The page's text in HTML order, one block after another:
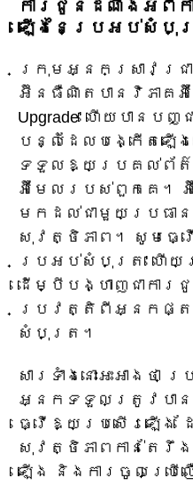
ការជូនដំណឹងអំពីក
ឡើងនៃប្រអប់សំបុ
ក្រុមអ្នកស្រាវជ្រ
អ៊ីនធឺណិតបានវិភាគអ៊ីមែ
Upgrade' ហើយបានបញ្
បន្លំដែលបង្កើតឡើ
ទទួលឱ្យប្រគល់ព័ត៌
អ៊ីមែលរបស់ពួកគេ។ អ៊ីម
មកដល់ជាមួយប្រធា
សុវត្ថិភាព។ សូមធ្វ
ប្រអប់សំបុត្រ' ហើយត្
ដើម្បីបង្ហាញជាកា
ប្រវត្តិពីអ្នកផ្ត
សំបុត្រ។
សារទាំងនោះអះអាង
អ្នកទទួលត្រូវបាន
ធ្វើឱ្យប្រសើរឡើង
សុវត្ថិភាពកាន់តែរឹង
ឡើង និងការចូលប្រើ